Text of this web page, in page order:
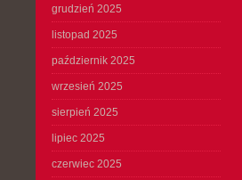
grudzień 2025
listopad 2025
październik 2025
wrzesień 2025
sierpień 2025
lipiec 2025
czerwiec 2025